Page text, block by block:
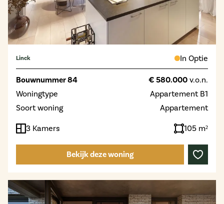
Linck In Optie
Bouwnummer 84 € 580.000 v.o.n.
Woningtype
Appartement B1
Soort woning
Appartement
3 Kamers 105 m²
Bekijk deze woning